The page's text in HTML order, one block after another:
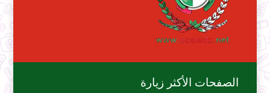
الصفحات الأكثر زيارة